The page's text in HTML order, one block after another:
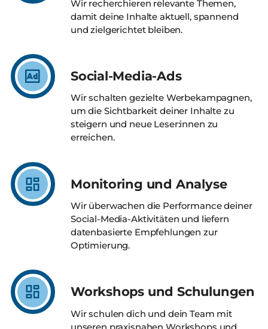
Wir recherchieren relevante Themen,
damit deine Inhalte aktuell, spannend
und zielgerichtet bleiben.
Social-Media-Ads
Wir schalten gezielte Werbekampagnen,
um die Sichtbarkeit deiner Inhalte zu
steigern und neue Leser:innen zu
erreichen.
Monitoring und Analyse
Wir überwachen die Performance deiner
Social-Media-Aktivitäten und liefern
datenbasierte Empfehlungen zur
Optimierung.
Workshops und Schulungen
Wir schulen dich und dein Team mit